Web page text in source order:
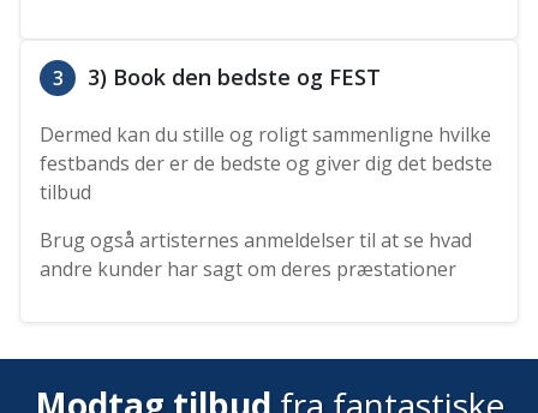
3 3) Book den bedste og FEST
Dermed kan du stille og roligt sammenligne hvilke
festbands der er de bedste og giver dig det bedste
tilbud
Brug også artisternes anmeldelser til at se hvad
andre kunder har sagt om deres præstationer